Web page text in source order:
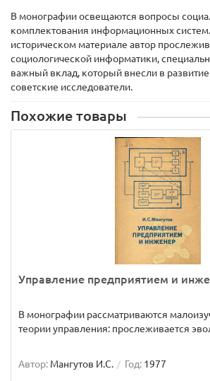
В монографии освещаются вопросы
комплектования информационных
историческом материале автор
социологической информатики,
важный вклад, который внесли в
советские исследователи.
Похожие товары
Управление предприятием и
В монографии рассматриваются
теории управления: прослеживается
Автор: Мангутов И.С. Год: 1977